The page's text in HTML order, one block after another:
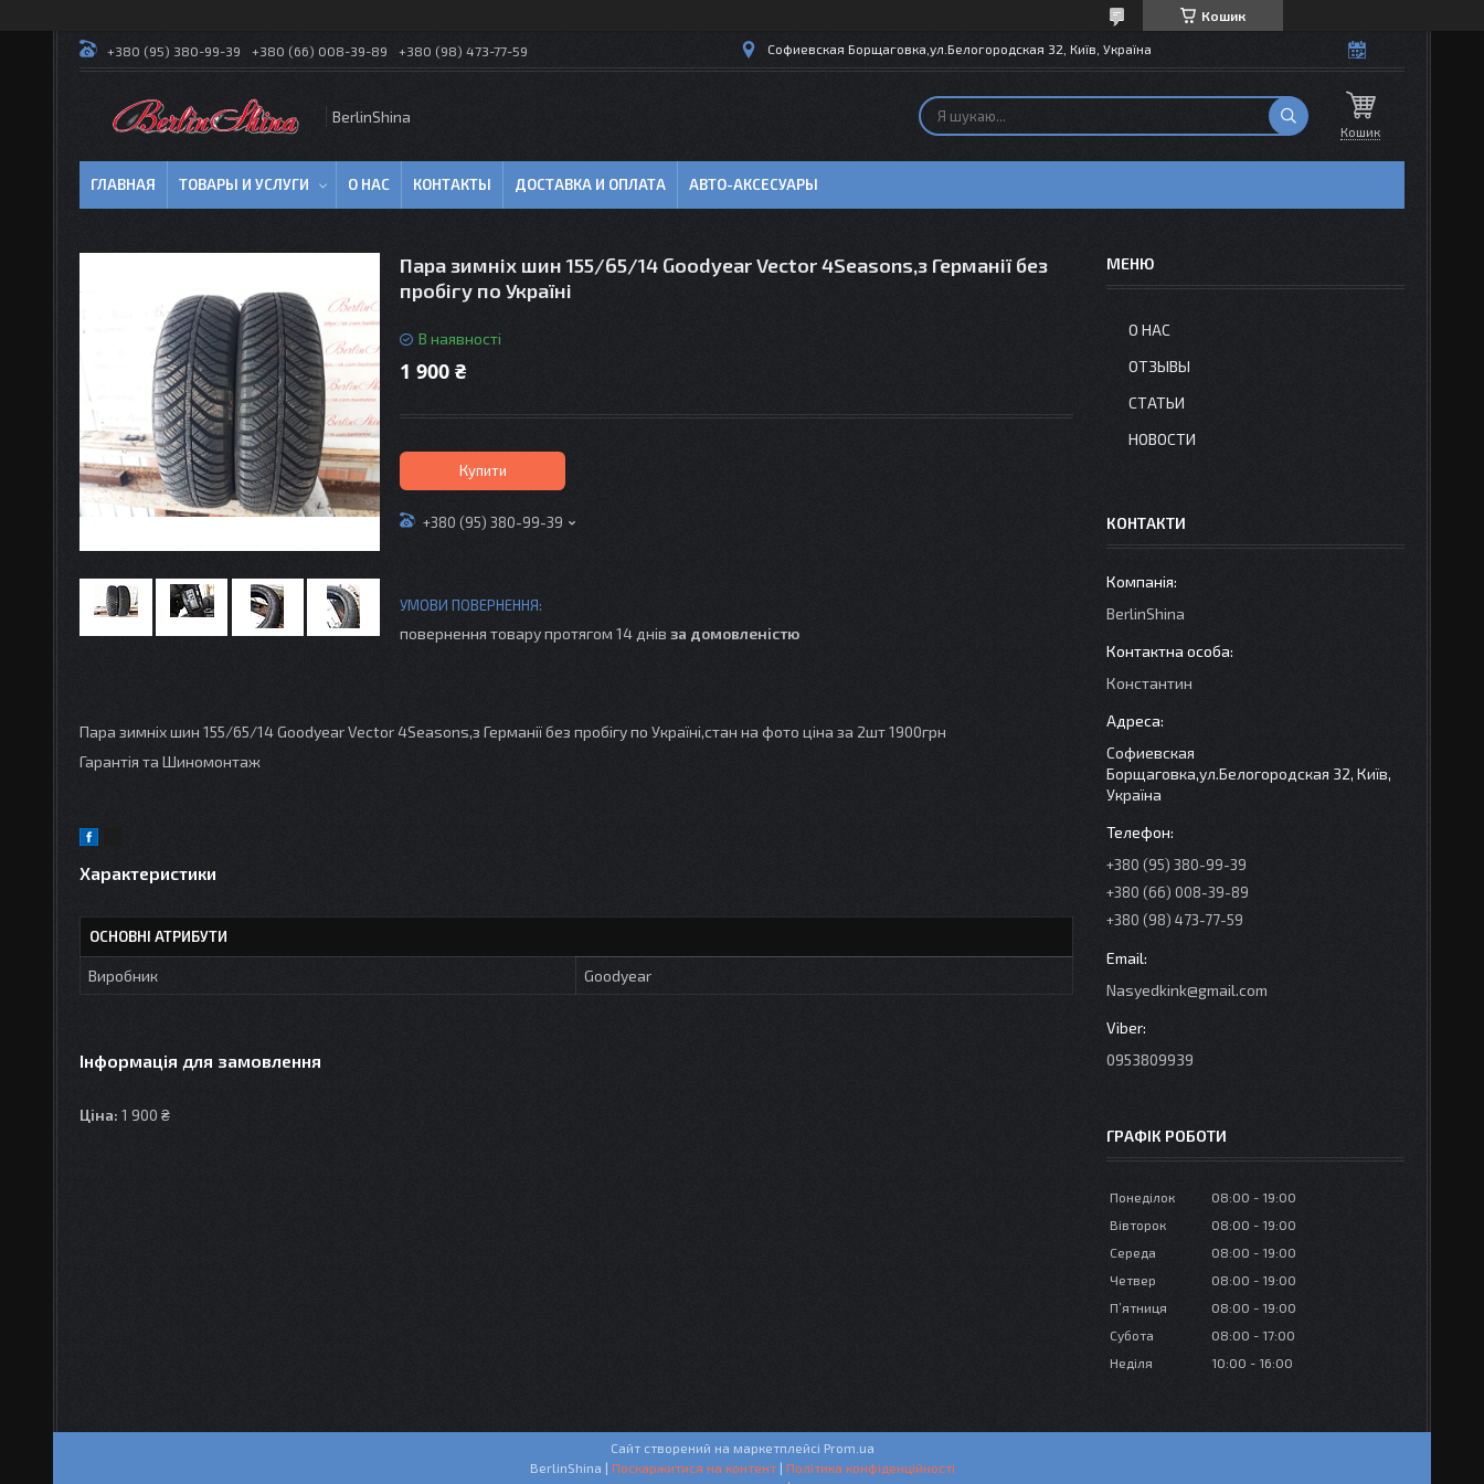
Кошик
+380 (95) 380-99-39 +380 (66) 008-39-89 +380 (98) 473-77-59 Софиевская Борщаговка,ул.Белогородская 32, Київ, Україна
BerlinShina
Кошик
ГЛАВНАЯ ТОВАРЫ И УСЛУГИ О НАС КОНТАКТЫ ДОСТАВКА И ОПЛАТА АВТО-АКСЕСУАРЫ
Пара зимніх шин 155/65/14 Goodyear Vector 4Seasons,з Германії без
пробігу по Україні
В наявності
1 900 ₴
Купити
+380 (95) 380-99-39
повернення товару протягом 14 днів за домовленістю
Пара зимніх шин 155/65/14 Goodyear Vector 4Seasons,з Германії без пробігу по Україні,стан на фото ціна за 2шт 1900грн
Гарантія та Шиномонтаж
Характеристики
ОСНОВНІ АТРИБУТИ
Виробник Goodyear
Інформація для замовлення
Ціна: 1 900 ₴
О НАС
ОТЗЫВЫ
СТАТЬИ
НОВОСТИ
КОНТАКТИ
BerlinShina
Константин
Софиевская
Борщаговка,ул.Белогородская 32, Київ,
Україна
+380 (95) 380-99-39
+380 (66) 008-39-89
+380 (98) 473-77-59
Nasyedkink@gmail.com
0953809939
ГРАФІК РОБОТИ
Понеділок 08:00
19:00
Вівторок
08:00
19:00
Середа
08:00
19:00
Четвер
08:00
19:00
Пʼятниця
08:00
19:00
Субота
08:00
17:00
Неділя
10:00 16:00
Сайт створений на маркетплейсі Prom.ua
BerlinShina | Поскаржитися на контент | Політика конфіденційності